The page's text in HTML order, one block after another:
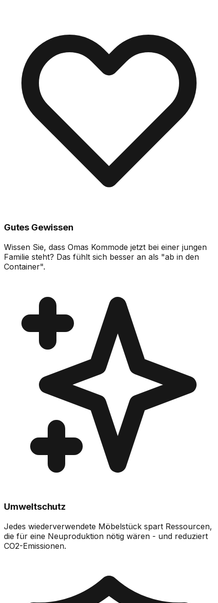
Gutes Gewissen
Wissen Sie, dass Omas Kommode jetzt bei einer jungen
Familie steht? Das fühlt sich besser an als "ab in den
Container".
Umweltschutz
Jedes wiederverwendete Möbelstück spart Ressourcen,
die für eine Neuproduktion nötig wären - und reduziert
CO2-Emissionen.